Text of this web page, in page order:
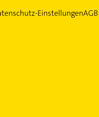
EinstellungenAGB